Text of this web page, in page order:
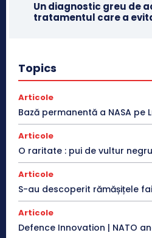
Un diagnostic greu de
tratamentul care a
Topics
Articole
Bază permanentă a NASA pe
Articole
O raritate : pui de vultur negru
Articole
S-au descoperit rămășițele
Articole
Defence Innovation | NATO